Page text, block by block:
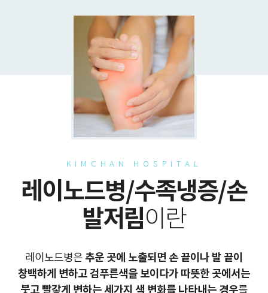
KIMCHAN HOSPITAL
레이노드병/수족냉증/손
발저림이란
레이노드병은 추운 곳에 노출되면 손 끝이나 발 끝이
창백하게 변하고 검푸른색을 보이다가 따뜻한 곳에서는
붓고 빨갛게 변하는 세가지 색 변화를 나타내는 경우를